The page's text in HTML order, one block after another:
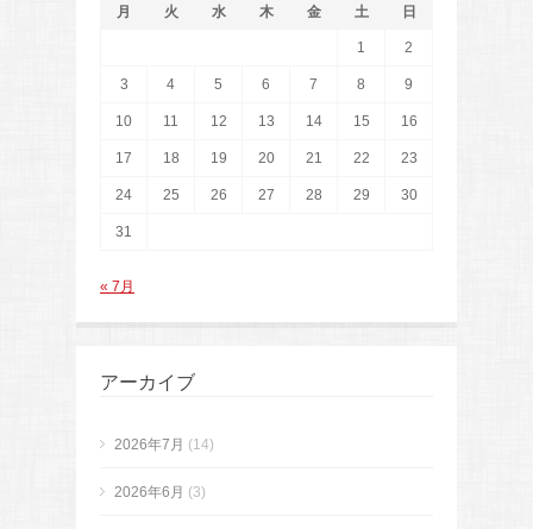
月 火 水 木 金 土 日
1 2
3 4 5 6 7 8 9
10 11 12 13 14 15 16
17 18 19 20 21 22 23
24 25 26 27 28 29 30
31
« 7月
アーカイブ
2026年7月 (14)
2026年6月 (3)